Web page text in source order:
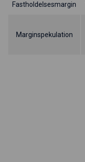
Fastholdelsesmargin
Marginspekulation